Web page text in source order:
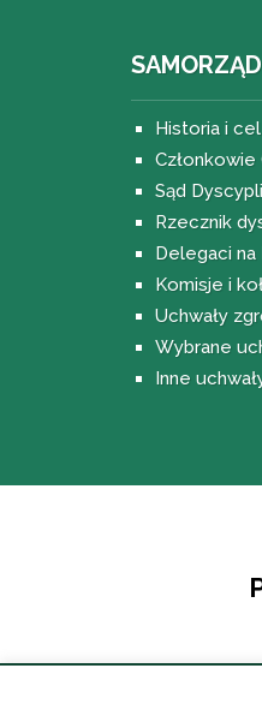
SAMORZĄD
Historia i cel
Członkowie
Sąd
Rzecznik
Delegaci na
Komisje i
Uchwały
Wybrane
Inne